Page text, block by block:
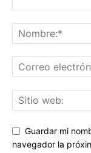
Guardar mi
navegador la